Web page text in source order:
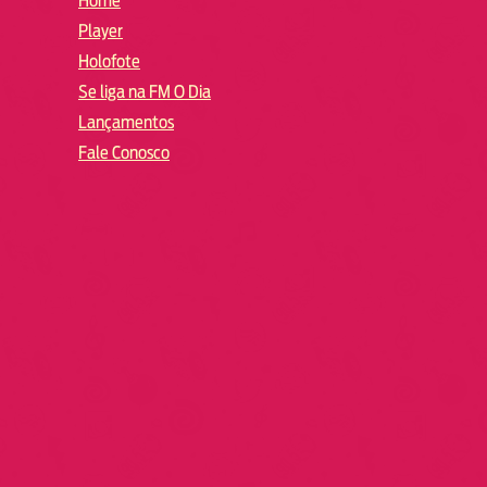
Player
Holofote
Se liga na FM O Dia
Lançamentos
Fale Conosco